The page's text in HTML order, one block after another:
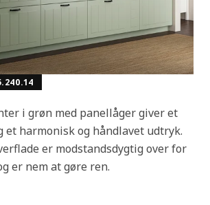
i grøn med panellåger giver et
harmonisk og håndlavet udtryk.
er modstandsdygtig over for
er nem at gøre ren.